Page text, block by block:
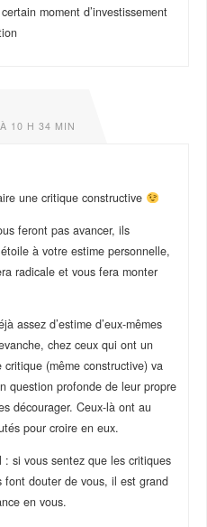
moment d’investissement
10 H 34 MIN
une critique constructive
feront pas avancer, ils
à votre estime personnelle,
radicale et vous fera monter
assez d’estime d’eux-mêmes
chez ceux qui ont un
critique (même constructive) va
question profonde de leur propre
décourager. Ceux-là ont au
pour croire en eux.
: si vous sentez que les critiques
font douter de vous, il est grand
en vous.